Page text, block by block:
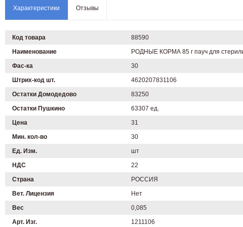
Характеристики Отзывы
Код товара
88590
Наименование
РОДНЫЕ КОРМА 85 г пауч для
Фас-ка
30
Штрих-код шт.
4620207831106
Остатки Домодедово
83250
Остатки Пушкино
63307 ед.
Цена
31
Мин. кол-во
30
Ед. Изм.
шт
НДС
22
Страна
РОССИЯ
Вет. Лицензия
Нет
Вес
0,085
Арт. Изг.
1211106